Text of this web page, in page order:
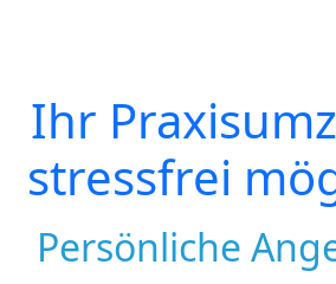
Ihr
stressfrei
Persönliche